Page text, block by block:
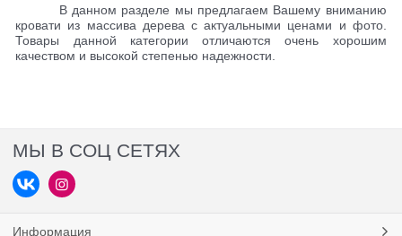
В данном разделе мы предлагаем Вашему вниманию
кровати из массива дерева с актуальными ценами и фото.
Товары данной категории отличаются очень хорошим
качеством и высокой степенью надежности.
МЫ В СОЦ СЕТЯХ
Информация